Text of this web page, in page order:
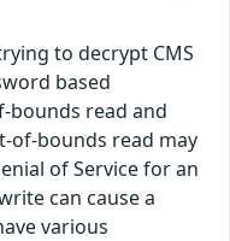
to decrypt CMS
based
bounds read and
of-bounds read may
of Service for an
can cause a
various